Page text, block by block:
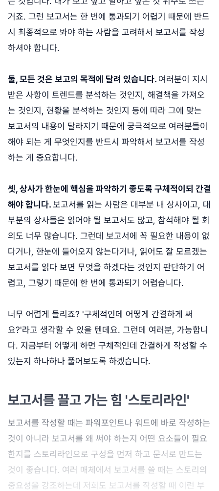
거죠. 그런 보고서는 한 번에 통과되기 어렵기 때문에 반드
시 최종적으로 봐야 하는 사람을 고려해서 보고서를 작성
하셔야 합니다.
둘, 모든 것은 보고의 목적에 달려 있습니다. 여러분이 지시
받은 사항이 트렌드를 분석하는 것인지, 해결책을 가져오
는 것인지, 현황을 분석하는 것인지 등에 따라 그에 맞는
보고서의 내용이 달라지기 때문에 궁극적으로 여러분들이
해야 되는 게 무엇인지를 반드시 파악해서 보고서를 작성
하는 게 중요합니다.
셋, 상사가 한눈에 핵심을 파악하기 좋도록 구체적이되 간결
해야 합니다.보고서를 읽는 사람은 대부분 내 상사이고, 대
부분의 상사들은 읽어야 될 보고서도 많고, 참석해야 될 회
의도 너무 많습니다. 그런데 보고서에 꼭 필요한 내용이 없
다거나, 한눈에 들어오지 않는다거나, 읽어도 잘 모르겠는
보고서를 읽다 보면 무엇을 하겠다는 것인지 판단하기 어
렵고, 그렇기 때문에 한 번에 통과되기 어렵습니다.
너무 어렵게 들리죠? '구체적인데 어떻게 간결하게 써
요?'라고 생각할 수 있을 텐데요. 그런데 여러분, 가능합니
다. 지금부터 어떻게 하면 구체적인데 간결하게 작성할 수
있는지 하나하나 풀어보도록 하겠습니다.
보고서를 끌고 가는 힘 '스토리라인'
보고서를 작성할 때는 파워포인트나 워드에 바로 작성하는
것이 아니라 보고서를 왜 써야 하는지 어떤 요소들이 필요
한지를 스토리라인으로 구성을 먼저 하고 문서로 만드는
것이 좋습니다. 여러 매체에서 보고서를 쓸 때는 스토리의
중요성을 강조하는데 저희도 보고서를 작성할 때 이런 부